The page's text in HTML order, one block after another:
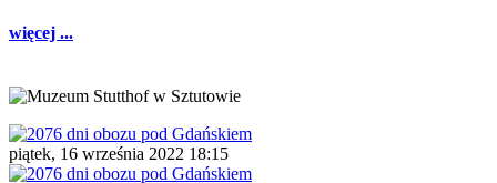
więcej ...
piątek, 16 września 2022 18:15